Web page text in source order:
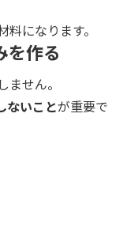
になります。
を作る
せん。
ないことが重要で